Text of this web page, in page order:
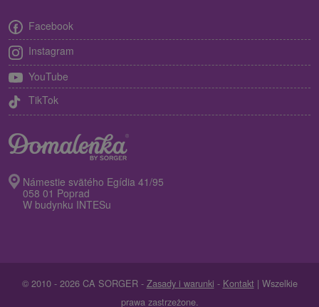
Facebook
Instagram
YouTube
TikTok
Námestie svätého Egídia 41/95
058 01 Poprad
W budynku INTESu
© 2010 - 2026 CA SORGER - Zasady i warunki - Kontakt | Wszelkie
prawa zastrzeżone.